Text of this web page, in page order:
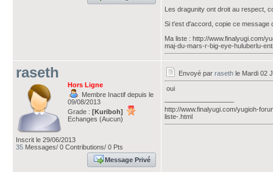
Les dragunity ont droit au respect,
Si t'est d'accord, copie ce message
Ma liste : http://www.finalyugi.com/
maj-du-mars-r-big-eye-huluberlu-
raseth
Hors Ligne
Membre Inactif depuis le
09/08/2013
Grade : [Kuriboh]
Echanges (Aucun)
Inscrit le 29/06/2013
35 Messages/ 0 Contributions/ 0 Pts
Message Privé
Envoyé par raseth le Mardi 02
oui
http://www.finalyugi.com/yugioh-
liste-.html